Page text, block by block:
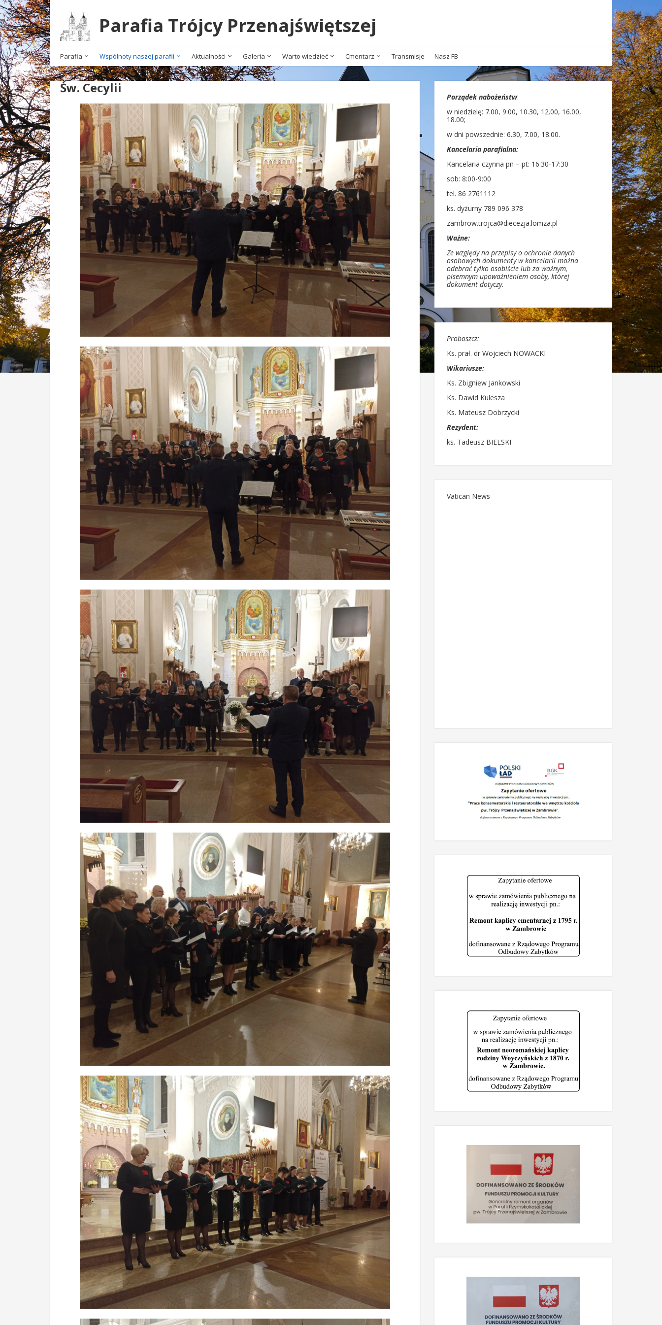
Parafia Trójcy Przenajświętszej
Parafia Wspólnoty naszej parafii Aktualności Galeria Warto wiedzieć Cmentarz Transmisje Nasz FB
Św. Cecylii
Porządek nabożeństw:
w niedzielę: 7.00, 9.00, 10.30, 12.00, 16.00,
18.00;
w dni powszednie: 6.30, 7.00, 18.00.
Kancelaria parafialna:
Kancelaria czynna pn – pt: 16:30-17:30
sob: 8:00-9:00
tel. 86 2761112
ks. dyżurny 789 096 378
zambrow.trojca@diecezja.lomza.pl
Ważne:
Ze względy na przepisy o ochronie danych
osobowych dokumenty w kancelarii można
odebrać tylko osobiście lub za ważnym,
pisemnym upoważnieniem osoby, której
dokument dotyczy.
Proboszcz:
Ks. prał. dr Wojciech NOWACKI
Wikariusze:
Ks. Zbigniew Jankowski
Ks. Dawid Kulesza
Ks. Mateusz Dobrzycki
Rezydent:
ks. Tadeusz BIELSKI
Vatican News